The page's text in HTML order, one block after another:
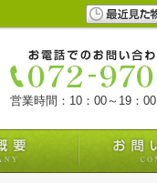
営業時間：10：00～19：00